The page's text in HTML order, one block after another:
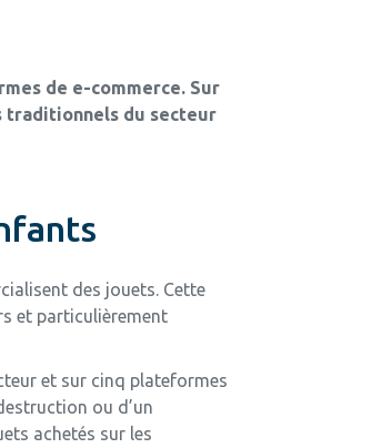
de e-commerce. Sur
traditionnels du secteur
des jouets. Cette
et particulièrement
et sur cinq plateformes
ou d’un
achetés sur les